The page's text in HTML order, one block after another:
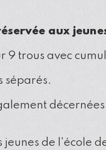
aux
9 trous avec
séparés.
de l'école